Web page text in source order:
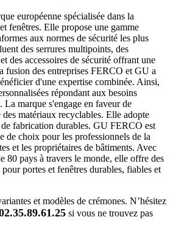
européenne spécialisée dans la
fenêtres. Elle propose une gamme
aux normes de sécurité les plus
des serrures multipoints, des
des accessoires de sécurité offrant une
fusion des entreprises FERCO et GU a
d'une expertise combinée. Ainsi,
répondant aux besoins
La marque s'engage en faveur de
matériaux recyclables. Elle adopte
de fabrication durables. GU FERCO est
de choix pour les professionnels de la
et les propriétaires de bâtiments. Avec
80 pays à travers le monde, elle offre des
portes et fenêtres durables, fiables et
et modèles de crémones. N’hésitez
si vous ne trouvez pas